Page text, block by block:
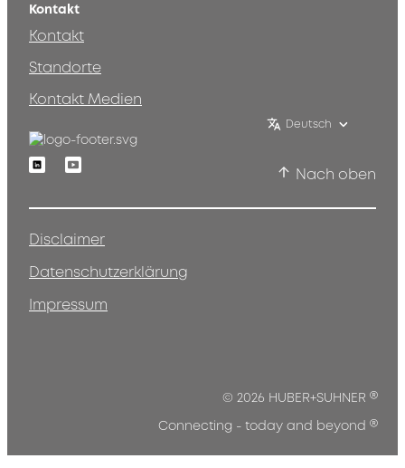
Kontakt
Kontakt
Standorte
Kontakt Medien
Deutsch
LinkedinYoutube
Nach oben
Disclaimer
Datenschutzerklärung
Impressum
© 2026 HUBER+SUHNER ®
Connecting - today and beyond ®